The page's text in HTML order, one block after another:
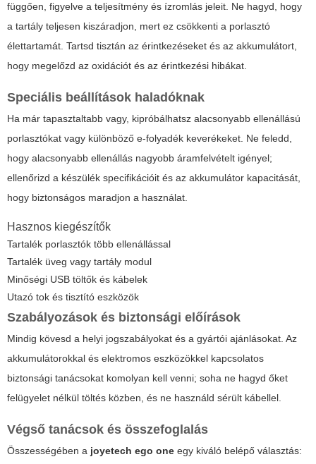
függően, figyelve a teljesítmény és ízromlás jeleit. Ne hagyd, hogy
a tartály teljesen kiszáradjon, mert ez csökkenti a porlasztó
élettartamát. Tartsd tisztán az érintkezéseket és az akkumulátort,
hogy megelőzd az oxidációt és az érintkezési hibákat.
Speciális beállítások haladóknak
Ha már tapasztaltabb vagy, kipróbálhatsz alacsonyabb ellenállású
porlasztókat vagy különböző e-folyadék keverékeket. Ne feledd,
hogy alacsonyabb ellenállás nagyobb áramfelvételt igényel;
ellenőrizd a készülék specifikációit és az akkumulátor kapacitását,
hogy biztonságos maradjon a használat.
Hasznos kiegészítők
Tartalék porlasztók több ellenállással
Tartalék üveg vagy tartály modul
Minőségi USB töltők és kábelek
Utazó tok és tisztító eszközök
Szabályozások és biztonsági előírások
Mindig kövesd a helyi jogszabályokat és a gyártói ajánlásokat. Az
akkumulátorokkal és elektromos eszközökkel kapcsolatos
biztonsági tanácsokat komolyan kell venni; soha ne hagyd őket
felügyelet nélkül töltés közben, és ne használd sérült kábellel.
Végső tanácsok és összefoglalás
Összességében a joyetech ego one egy kiváló belépő választás: